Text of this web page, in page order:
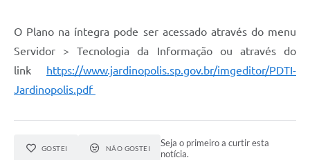
O Plano na íntegra pode ser acessado através do menu
Servidor > Tecnologia da Informação ou através do
link https://www.jardinopolis.sp.gov.br/imgeditor/PDTI-
Jardinopolis.pdf
GOSTEI NÃO GOSTEI
Seja o primeiro a curtir esta
notícia.